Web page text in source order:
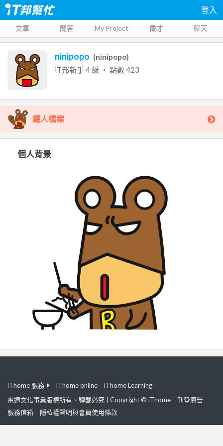
登入
文章 問答 My Project 徵才 聊天
ninipopo (ninipopo)
iT邦新手4 級 ‧ 點數423
鐵人檔案
個人背景
iThome 服務 iThome online
iThome Learning
電週文化事業版權所有、轉載必究 | Copyright © iThome
刊登廣告
服務信箱
隱私權聲明與會員使用條款